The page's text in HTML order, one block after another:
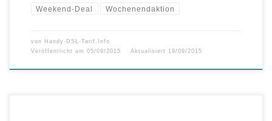
Weekend-Deal Wochenendaktion
von Handy-DSL-Tarif.Info
Veröffentlicht am 05/09/2015 Aktualisiert 19/09/2015